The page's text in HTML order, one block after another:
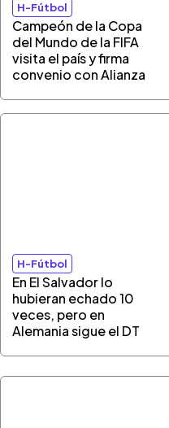
H-Fútbol
Campeón de la Copa
del Mundo de la FIFA
visita el país y firma
convenio con Alianza
H-Fútbol
En El Salvador lo
hubieran echado 10
veces, pero en
Alemania sigue el DT